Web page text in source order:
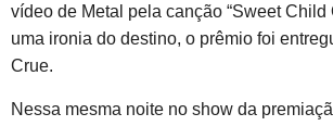
vídeo de Metal pela canção “Sweet Child
uma ironia do destino, o prêmio foi
Crue.
Nessa mesma noite no show da